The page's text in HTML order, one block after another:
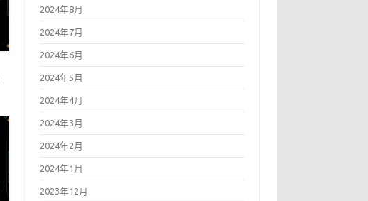
2024年8月
2024年7月
2024年6月
2024年5月
2024年4月
2024年3月
2024年2月
2024年1月
2023年12月